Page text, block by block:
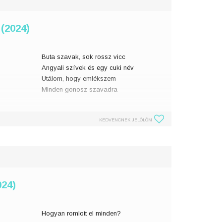
Buta szavak, sok rossz vicc
Angyali szívek és egy cuki név
Utálom, hogy emlékszem
Minden gonosz szavadra
Érdekel ez téged egyáltalán?
KEDVENCNEK JELÖLÖM
Hogyan romlott el minden?